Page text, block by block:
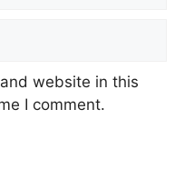
website in this
I comment.